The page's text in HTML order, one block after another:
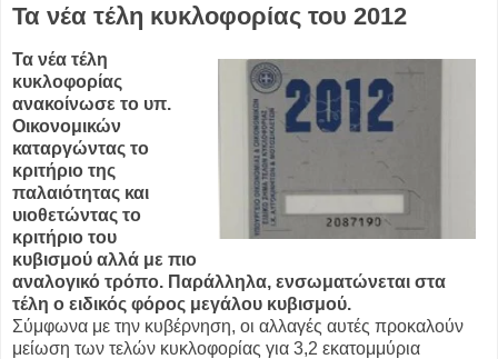
Τα νέα τέλη κυκλοφορίας του 2012
Τα νέα τέλη
κυκλοφορίας
ανακοίνωσε το υπ.
Οικονομικών
καταργώντας το
κριτήριο της
παλαιότητας και
υιοθετώντας το
κριτήριο του
κυβισμού αλλά με πιο
αναλογικό τρόπο. Παράλληλα, ενσωματώνεται στα
τέλη ο ειδικός φόρος μεγάλου κυβισμού.
Σύμφωνα με την κυβέρνηση, οι αλλαγές αυτές προκαλούν
μείωση των τελών κυκλοφορίας για 3,2 εκατομμύρια